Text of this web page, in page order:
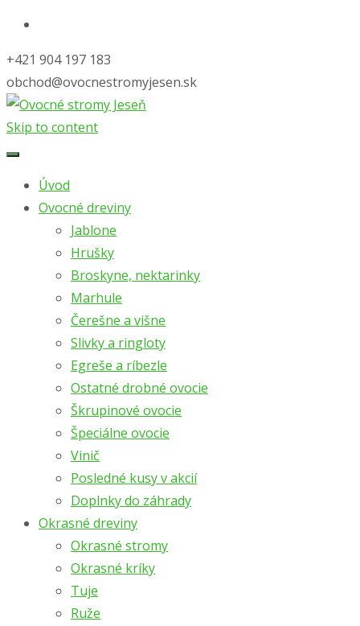
+421 904 197 183
obchod@ovocnestromyjesen.sk
Skip to content
Úvod
Ovocné dreviny
Jablone
Hrušky
Broskyne, nektarinky
Marhule
Čerešne a višne
Slivky a ringloty
Egreše a ríbezle
Ostatné drobné ovocie
Škrupinové ovocie
Špeciálne ovocie
Vinič
Posledné kusy v akcií
Doplnky do záhrady
Okrasné dreviny
Okrasné stromy
Okrasné kríky
Tuje
Ruže